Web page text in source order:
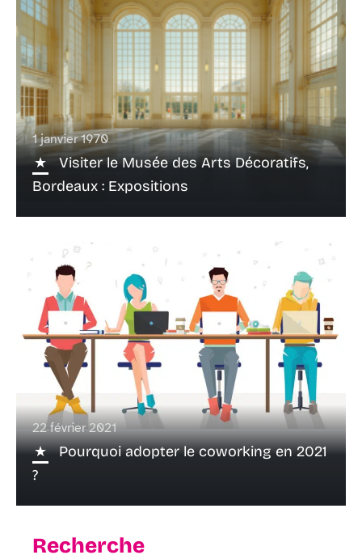
1 janvier 1970
Visiter le Musée des Arts Décoratifs,
Bordeaux : Expositions
22 février 2021
Pourquoi adopter le coworking en 2021
?
Recherche